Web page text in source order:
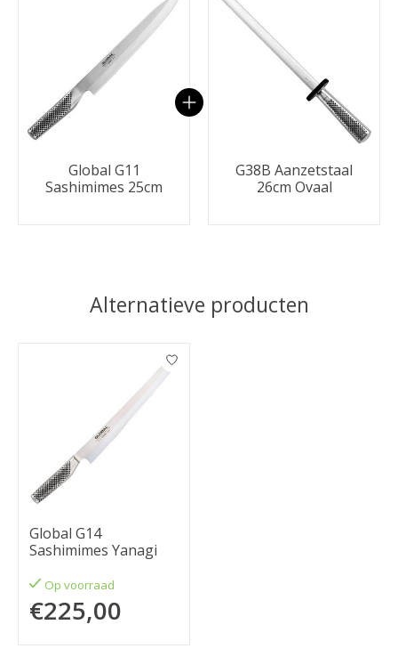
Global G11
Sashimimes 25cm
G38B Aanzetstaal
26cm Ovaal
Alternatieve producten
Items van productcarrousel
Global G14
Sashimimes Yanagi
Op voorraad
€225,00